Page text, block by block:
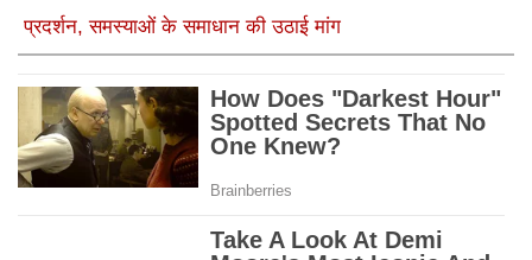
प्रदर्शन, समस्याओं के समाधान की उठाई मांग